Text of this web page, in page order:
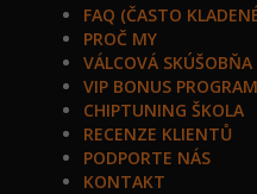
FAQ (ČASTO
PROČ MY
VÁLCOVÁ SKÚŠOBŇA
VIP BONUS PROGRAM
CHIPTUNING ŠKOLA
RECENZE KLIENTŮ
PODPORTE NÁS
KONTAKT